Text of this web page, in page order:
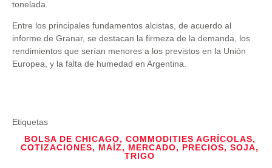
tonelada.
Entre los principales fundamentos alcistas, de acuerdo al
informe de Granar, se destacan la firmeza de la demanda, los
rendimientos que serían menores a los previstos en la Unión
Europea, y la falta de humedad en Argentina.
Etiquetas
BOLSA DE CHICAGO, COMMODITIES AGRÍCOLAS,
COTIZACIONES, MAÍZ, MERCADO, PRECIOS, SOJA,
TRIGO